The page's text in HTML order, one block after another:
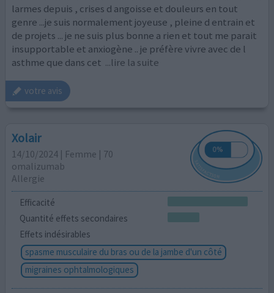
larmes depuis , crises d angoisse et douleurs en tout
genre ...je suis normalement joyeuse , pleine d entrain et
de projets ... je ne suis plus bonne a rien et tout me parait
insupportable et anxiogène .. je préfère vivre avec de l
asthme que dans cet ...lire la suite
votre avis
Xolair
14/10/2024 | Femme | 70
omalizumab
Allergie
Efficacité
Quantité effets secondaires
Effets indésirables
spasme musculaire du bras ou de la jambe d'un côté
migraines ophtalmologiques